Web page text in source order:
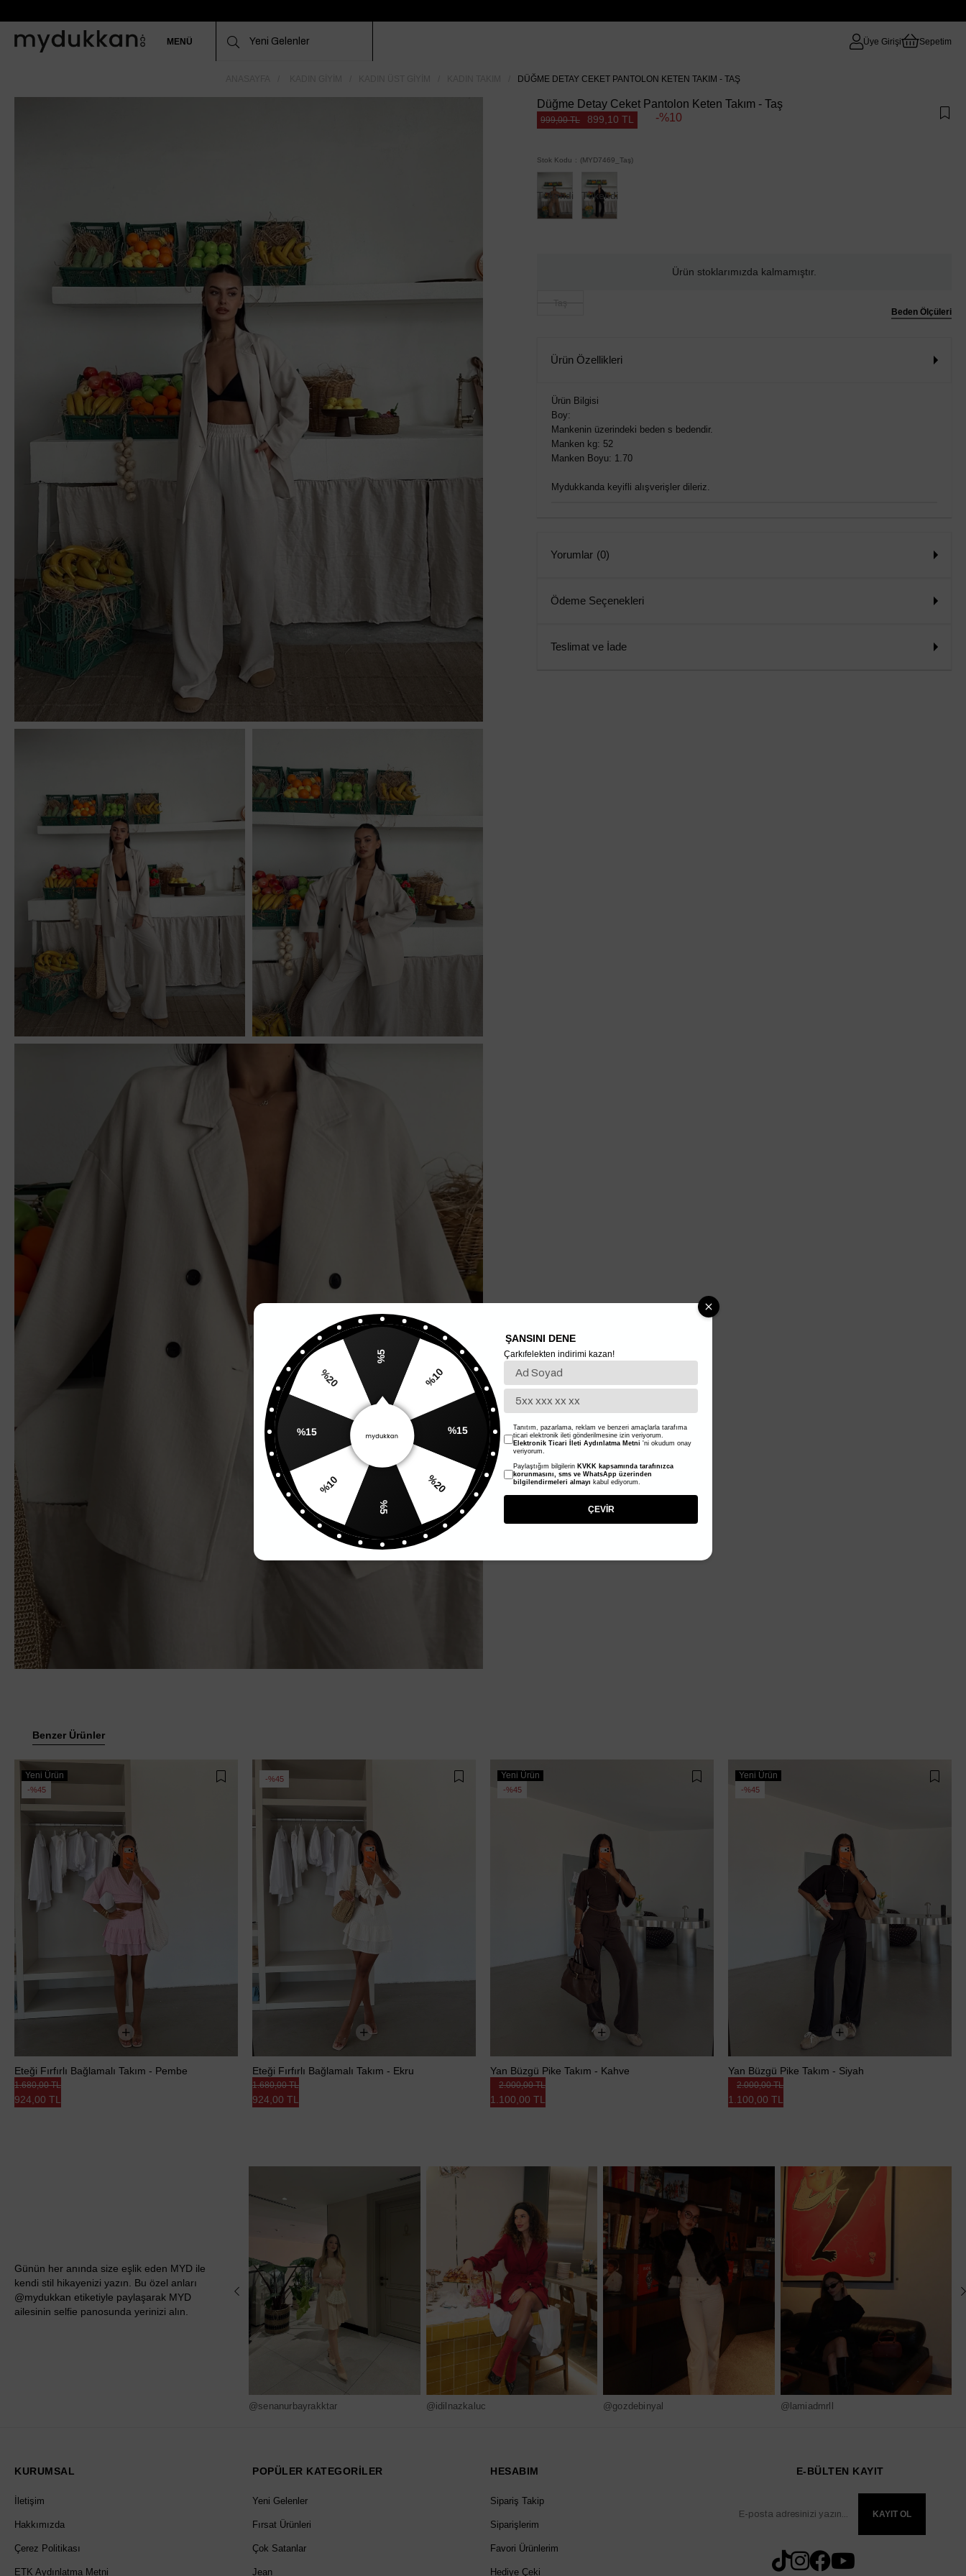
MENÜ Üye Girişi Sepetim
DÜĞME DETAY CEKET PANTOLON KETEN TAKIM - TAŞ
Düğme Detay Ceket Pantolon Keten Takım - Taş
999,00 TL 899,10 TL 10
Stok Kodu (MYD7469_Taş)
Tükendi Tükendi
Ürün stoklarımızda kalmamıştır.
Beden Ölçüleri
Ürün Özellikleri
Ürün Bilgisi
Boy:
Mankenin üzerindeki beden s bedendir.
Manken kg: 52
Manken Boyu: 1.70
Mydukkanda keyifli alışverişler dileriz.
Yorumlar (0)
Ödeme Seçenekleri
Teslimat ve İade
Benzer Ürünler
Yeni Ürün
%45
Eteği Fırfırlı Bağlamalı Takım - Pembe
924,00 TL
1.680,00 TL
%45
Eteği Fırfırlı Bağlamalı Takım - Ekru
924,00 TL
1.680,00 TL
Yeni Ürün
%45
Yan Büzgü Pike Takım - Kahve
1.100,00 TL
2.000,00 TL
Yeni Ürün
%45
Yan Büzgü Pike Takım - Siyah
1.100,00 TL
2.000,00 TL
Günün her anında size eşlik eden MYD ile
kendi stil hikayenizi yazın. Bu özel anları
@mydukkan etiketiyle paylaşarak MYD
ailesinin selfie panosunda yerinizi alın.
@senanurbayrakktar @idilnazkaluc @gozdebinyal @lamiadmrll
KURUMSAL
İletişim
Hakkımızda
Çerez Politikası
ETK Aydınlatma Metni
POPÜLER KATEGORİLER
Yeni Gelenler
Fırsat Ürünleri
Çok Satanlar
Jean
HESABIM
Sipariş Takip
Siparişlerim
Favori Ürünlerim
Hediye Çeki
E-BÜLTEN KAYIT
KAYIT OL
%5
%10
%20
%5
%10
%20
ŞANSINI DENE
Çarkıfelekten indirimi kazan!
Tanıtım, pazarlama, reklam ve benzeri amaçlarla tarafıma
ticari elektronik ileti gönderilmesine izin veriyorum.
Elektronik Ticari İleti Aydınlatma Metni 'ni okudum onay
veriyorum.
Paylaştığım bilgilerin KVKK kapsamında tarafınızca
korunmasını, sms ve WhatsApp üzerinden
bilgilendirmeleri almayı kabul ediyorum.
ÇEVİR